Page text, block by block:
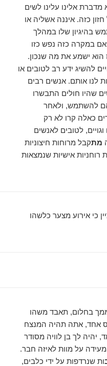
מדברת אלינו עלינו לשים
כזה. איננה אשליה או
בהיגיון שלו במהלך
במקרה כזה נפש כזו
הוא ישמע את מה שנכון.
להשיג ידע רב לטובים או
לנו אותם. אנשים רבים
שהיו חולים התבשרו
להשתמש, ולאחר
כאלה קרו לא רק
לטובים לאנשים
מתקבל מרוחות חיצוניות
רוחניות אישיות שנמצאות
כי אירוע מצער כלשהו
בחלום, תאבד משהו
אחד, אתה תהיה המנצח
לך בן לוויה מסודר
על מוות לאיזה חבר.
ות שנרדפות על ידי כלבים,